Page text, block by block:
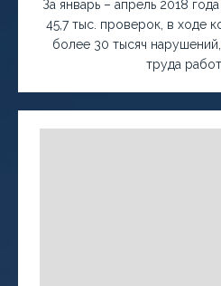
За январь – апрель 2018
45,7 тыс. проверок, в ходе
более 30 тысяч
труда